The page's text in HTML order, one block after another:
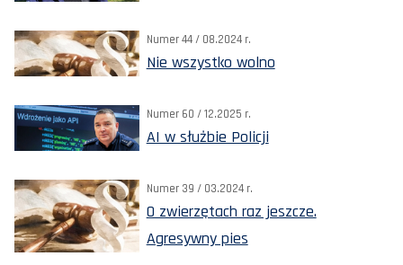
Numer 44 / 08.2024 r.
Nie wszystko wolno
Numer 60 / 12.2025 r.
AI w służbie Policji
Numer 39 / 03.2024 r.
O zwierzętach raz jeszcze.
Agresywny pies